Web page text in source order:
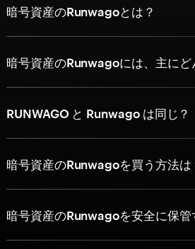
暗号資産のRunwagoとは？
暗号資産のRunwagoには、主にど
RUNWAGO と Runwago は同じ？
暗号資産のRunwagoを買う方法は
暗号資産のRunwagoを安全に保管